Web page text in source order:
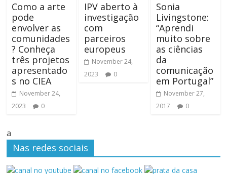
Como a arte
pode
envolver as
comunidades
? Conheça
três projetos
apresentado
s no CIEA
November 24,
2023
0
IPV aberto à
investigação
com
parceiros
europeus
November 24,
2023
0
Sonia
Livingstone:
“Aprendi
muito sobre
as ciências
da
comunicação
em Portugal”
November 27,
2017
0
a
Nas redes sociais